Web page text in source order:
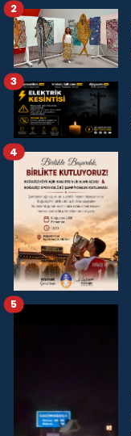
2
3
4
5